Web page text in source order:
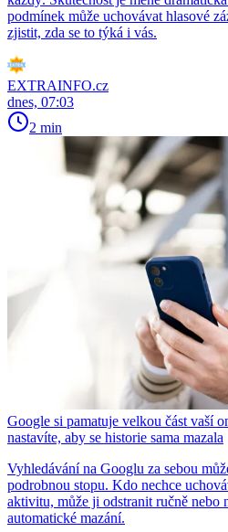
podmínek může uchovávat hlasové
zjistit, zda se to týká i vás.
EXTRAINFO.cz
dnes, 07:03
2 min
Google si pamatuje velkou část vaší
nastavíte, aby se historie sama mazala
Vyhledávání na Googlu za sebou
podrobnou stopu. Kdo nechce
aktivitu, může ji odstranit ručně nebo
automatické mazání.